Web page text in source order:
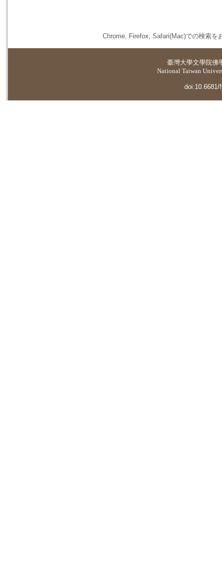
Chrome, Firefox, Safari(Mac)での検索を
臺灣大學文學院佛
National Taiwan
doi:10.6681/